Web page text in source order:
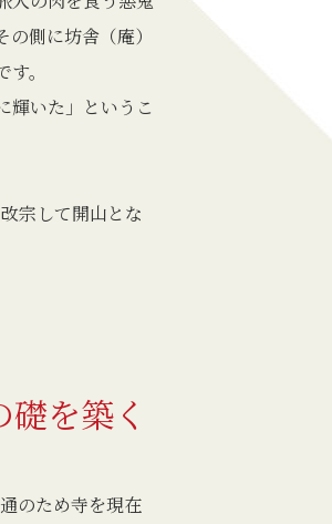
側に坊舎（庵）
。
輝いた」というこ
宗して開山とな
を築く
のため寺を現在